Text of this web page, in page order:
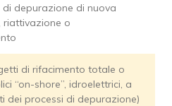
di depurazione di nuova
riattivazione o
di rifacimento totale o
“on-shore”, idroelettrici, a
dei processi di depurazione)